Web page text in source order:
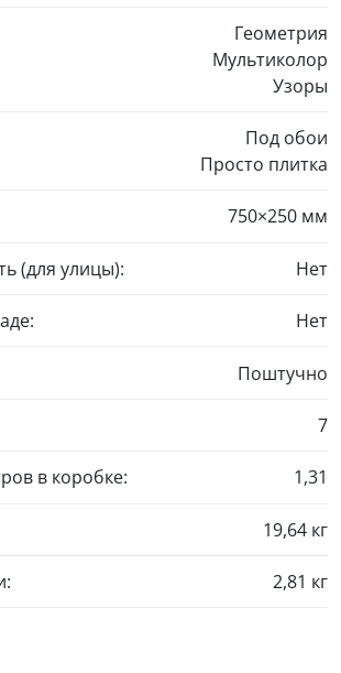
Геометрия
Мультиколор
Узоры
Под обои
Просто плитка
750×250 мм
(для улицы): Нет
Нет
Поштучно
7
в коробке: 1,31
19,64 кг
2,81 кг